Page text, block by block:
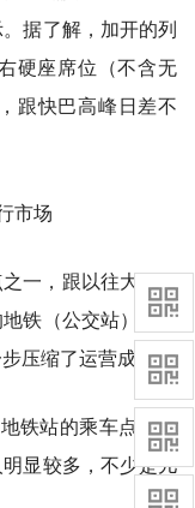
据了解，加开的列
硬座席位（不含无
跟快巴高峰日差不
市场
一，跟以往大巴最
铁（公交站）旁，
压缩了运营成本。
铁站的乘车点观察
显较多，不少是儿